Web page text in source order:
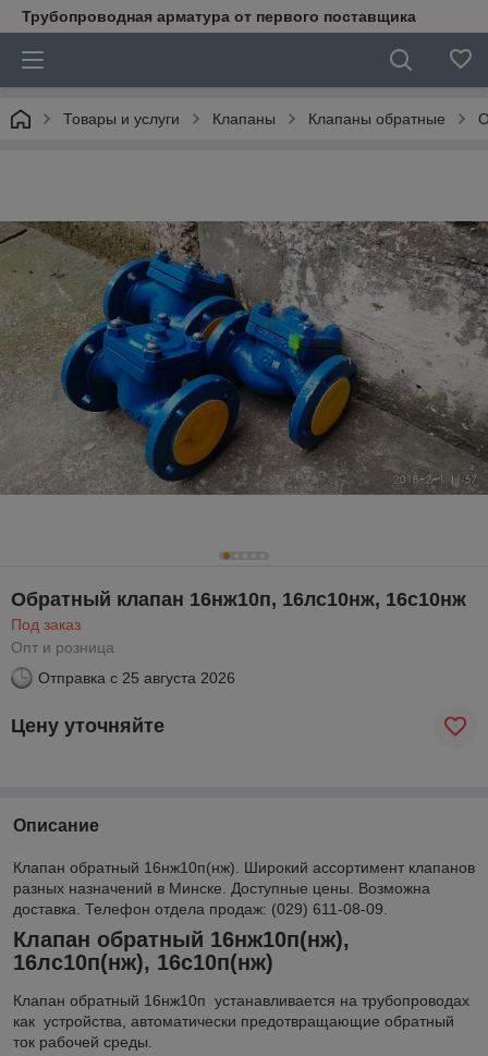
Трубопроводная арматура от первого поставщика
Товары и услуги Клапаны Клапаны обратные
Обратный клапан 16нж10п, 16лс10нж, 16с10нж
Под заказ
Опт и розница
Отправка с 25 августа 2026
Цену уточняйте
Описание
Клапан обратный 16нж10п(нж). Широкий ассортимент клапанов
разных назначений в Минске. Доступные цены. Возможна
доставка. Телефон отдела продаж: (029) 611-08-09.
Клапан обратный 16нж10п(нж),
16лс10п(нж), 16с10п(нж)
Клапан обратный 16нж10п устанавливается на трубопроводах
как устройства, автоматически предотвращающие обратный
ток рабочей среды.